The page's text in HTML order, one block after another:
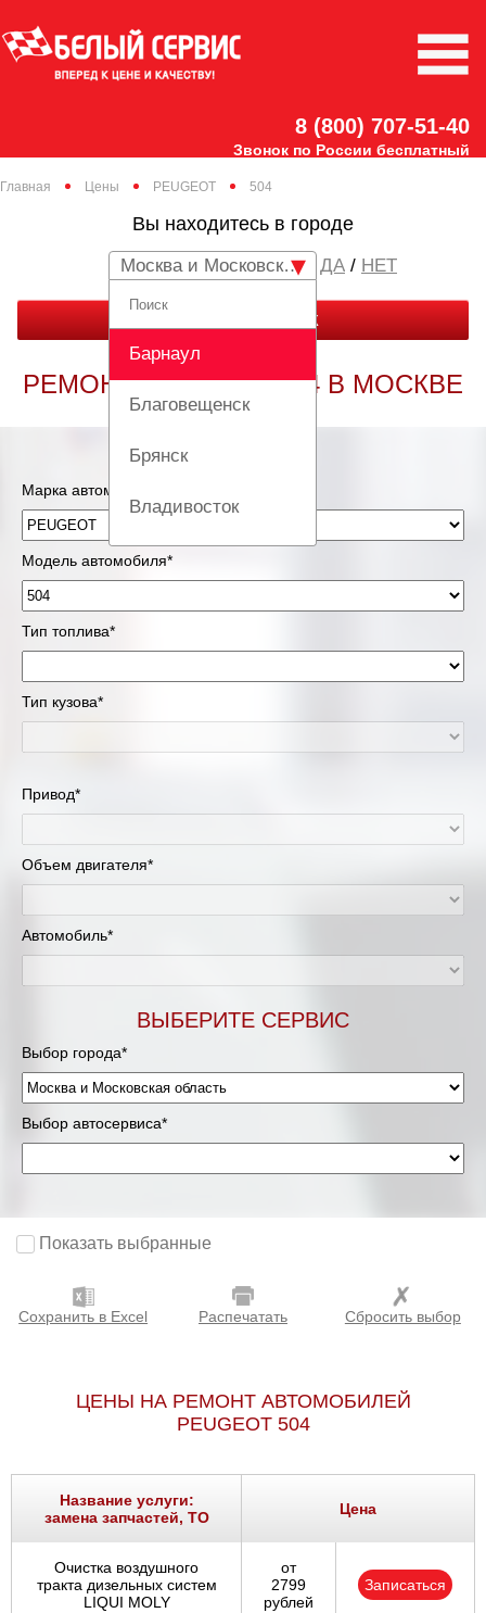
8 (800) 707-51-40
Звонок по России бесплатный
Главная Цены PEUGEOT 504
Вы находитесь в городе
Москва и Московская область
Барнаул
Благовещенск
Брянск
Владивосток
Вологда
Екатеринбург
Красноярск
Липецк
Москва и Московская область
Мурманск
Нижневартовск
Нижний Новгород
Новосибирск
Оренбург
Петрозаводск
Ростов-на-Дону
Самара
Санкт-Петербург
/ НЕТ
ЗАКАЗАТЬ ЗВОНОК
РЕМОНТ PEUGEOT 504 В МОСКВЕ
Марка автомобиля*
Модель автомобиля*
Тип топлива*
Тип кузова*
Привод*
Объем двигателя*
Автомобиль*
ВЫБЕРИТЕ СЕРВИС
Выбор города*
Выбор автосервиса*
Показать выбранные
Сохранить в Excel Распечатать Сбросить выбор
ЦЕНЫ НА РЕМОНТ АВТОМОБИЛЕЙ
PEUGEOT 504
Название услуги:
замена запчастей, ТО
Цена
Очистка воздушного
тракта дизельных систем
LIQUI MOLY
от
2799
рублей
Записаться